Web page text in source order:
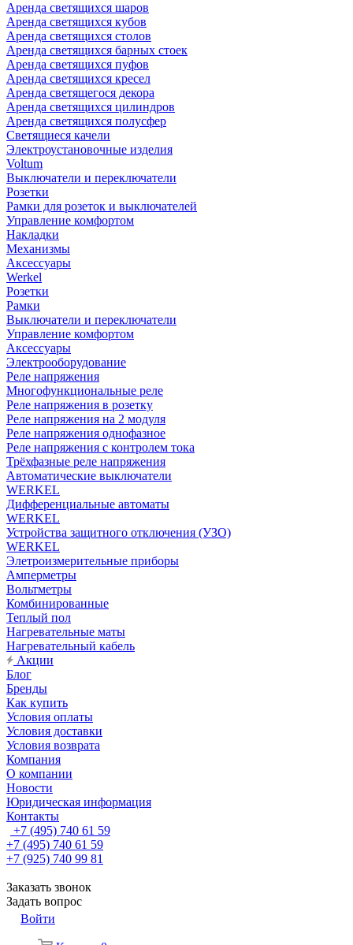
Аренда светящихся шаров
Аренда светящихся кубов
Аренда светящихся столов
Аренда светящихся барных стоек
Аренда светящихся пуфов
Аренда светящихся кресел
Аренда светящегося декора
Аренда светящихся цилиндров
Аренда светящихся полусфер
Светящиеся качели
Электроустановочные изделия
Voltum
Выключатели и переключатели
Розетки
Рамки для розеток и выключателей
Управление комфортом
Накладки
Механизмы
Аксессуары
Werkel
Розетки
Рамки
Выключатели и переключатели
Управление комфортом
Аксессуары
Электрооборудование
Реле напряжения
Многофункциональные реле
Реле напряжения в розетку
Реле напряжения на 2 модуля
Реле напряжения однофазное
Реле напряжения с контролем тока
Трёхфазные реле напряжения
Автоматические выключатели
WERKEL
Дифференциальные автоматы
WERKEL
Устройства защитного отключения (УЗО)
WERKEL
Элетроизмерительные приборы
Амперметры
Вольтметры
Комбинированные
Теплый пол
Нагревательные маты
Нагревательный кабель
Акции
Блог
Бренды
Как купить
Условия оплаты
Условия доставки
Условия возврата
Компания
О компании
Новости
Юридическая информация
Контакты
+7 (495) 740 61 59
+7 (495) 740 61 59
+7 (925) 740 99 81
Заказать звонок
Задать вопрос
Войти